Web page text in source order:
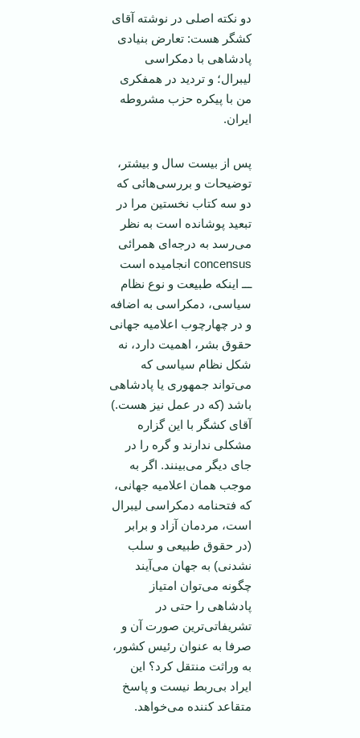
دو نکته اصلی در نوشته آقای
کشگر هست: تعارض بنیادی
پادشاهی با دمکراسی
لیبرال؛ و تردید در همفکری
من با پیکره حزب مشروطه
ایران.
پس از بیست سال و بیشتر،
توضیحات و بررسی‌هائی که
دو سه کتاب نخستین مرا در
تبعید پوشانده است به نظر
می‌رسد به درجه‌ای همرائی
concensus انجامیده است
ـــ اینکه طبیعت و نوع نظام
سیاسی، دمکراسی به اضافه
و در چهارچوب اعلامیه جهانی
حقوق بشر، اهمیت دارد، نه
شکل نظام سیاسی که
می‌تواند جمهوری یا پادشاهی
باشد (که در عمل نیز هست.)
آقای کشگر با این گزاره
مشکلی ندارند و گره را در
جای دیگر می‌بینند. اگر به
موجب همان اعلامیه جهانی،
که فتحنامه دمکراسی لیبرال
است، مردمان آزاد و برابر
(در حقوق طبیعی و سلب
نشدنی) به جهان می‌آیند
چگونه می‌توان امتیاز
پادشاهی را حتی در
تشریفاتی‌ترین صورت آن و
صرفا به عنوان رئیس کشور،
به وراثت منتقل کرد؟ این
ایراد بی‌ربط نیست و پاسخ
متقاعد کننده می‌خواهد.